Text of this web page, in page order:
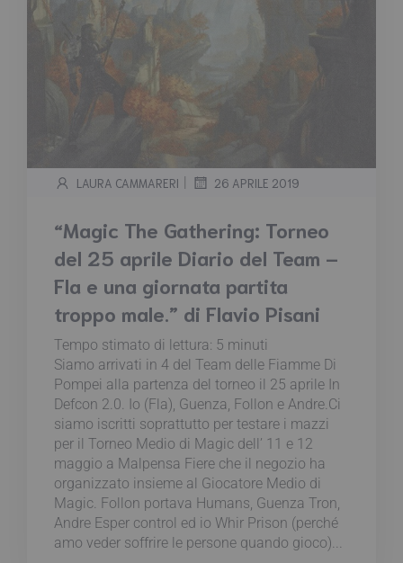
LAURA CAMMARERI | 26 APRILE 2019
“Magic The Gathering: Torneo
del 25 aprile Diario del Team –
Fla e una giornata partita
troppo male.” di Flavio Pisani
Tempo stimato di lettura: 5 minuti
Siamo arrivati in 4 del Team delle Fiamme Di
Pompei alla partenza del torneo il 25 aprile In
Defcon 2.0. Io (Fla), Guenza, Follon e Andre.Ci
siamo iscritti soprattutto per testare i mazzi
per il Torneo Medio di Magic dell’ 11 e 12
maggio a Malpensa Fiere che il negozio ha
organizzato insieme al Giocatore Medio di
Magic. Follon portava Humans, Guenza Tron,
Andre Esper control ed io Whir Prison (perché
amo veder soffrire le persone quando gioco)...